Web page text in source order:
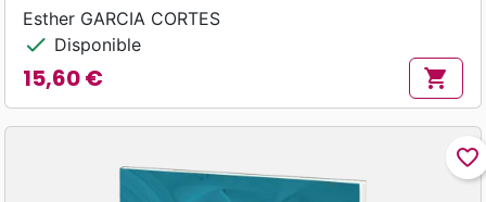
Esther GARCIA CORTES
check Disponible
Prix
15,60 € shopping_cart
favorite_border